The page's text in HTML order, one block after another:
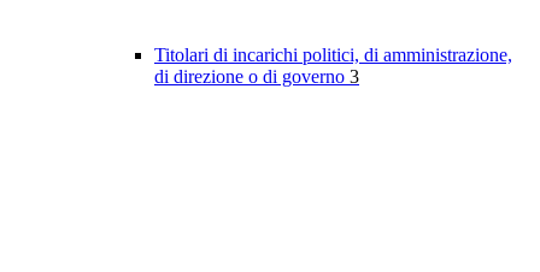
Titolari di incarichi politici, di amministrazione,
di direzione o di governo 3